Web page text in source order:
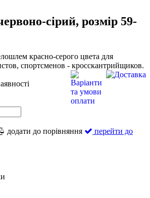
сірий, розмір 59-
красно-серого цвета для
спортсменов - кросскантрийщиков.
додати до порівняння
перейти до